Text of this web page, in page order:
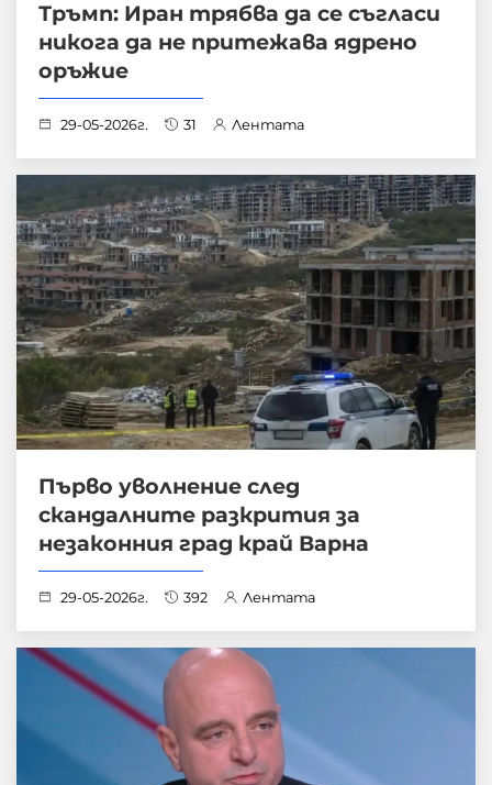
Тръмп: Иран трябва да се съгласи
никога да не притежава ядрено
оръжие
29-05-2026г. 31 Лентата
Първо уволнение след
скандалните разкрития за
незаконния град край Варна
29-05-2026г. 392 Лентата